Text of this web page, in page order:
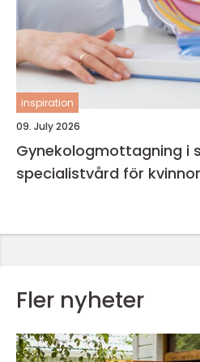
inspiration
09. July 2026
Gynekologmottagning i
specialistvård för
Fler nyheter